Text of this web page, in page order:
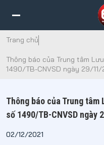
Trang chủ
Thông báo của Trung tâm
1490/TB-CNVSD ngày 29/11/
Thông báo của Trung
số 1490/TB-CNVSD ngày
02/12/2021